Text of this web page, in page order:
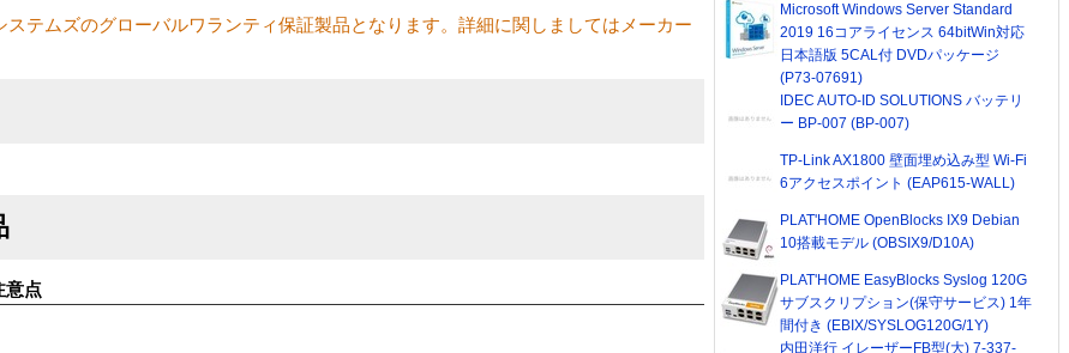
テムズのグローバルワランティ保証製品となります。詳細に関しましてはメーカー
意点
Microsoft Windows Server Standard
2019 16コアライセンス 64bitWin対応
日本語版 5CAL付 DVDパッケージ
(P73-07691)
IDEC AUTO-ID SOLUTIONS バッテリ
ー BP-007 (BP-007)
TP-Link AX1800 壁面埋め込み型 Wi-Fi
6アクセスポイント (EAP615-WALL)
PLAT'HOME OpenBlocks IX9 Debian
10搭載モデル (OBSIX9/D10A)
PLAT'HOME EasyBlocks Syslog 120G
サブスクリプション(保守サービス) 1年
間付き (EBIX/SYSLOG120G/1Y)
内田洋行 イレーザーFB型(大) 7-337-